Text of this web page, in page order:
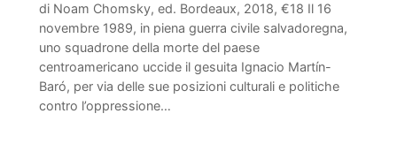
di Noam Chomsky, ed. Bordeaux, 2018, €18 Il 16
novembre 1989, in piena guerra civile salvadoregna,
uno squadrone della morte del paese
centroamericano uccide il gesuita Ignacio Martín-
Baró, per via delle sue posizioni culturali e politiche
contro l’oppressione…